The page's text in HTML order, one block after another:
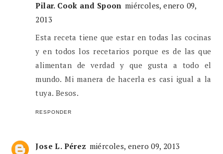
Pilar. Cook and Spoon miércoles, enero 09,
2013
Esta receta tiene que estar en todas las cocinas
y en todos los recetarios porque es de las que
alimentan de verdad y que gusta a todo el
mundo. Mi manera de hacerla es casi igual a la
tuya. Besos.
RESPONDER
Jose L. Pérez miércoles, enero 09, 2013